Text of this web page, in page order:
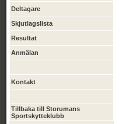
Deltagare
Skjutlagslista
Resultat
Anmälan
Kontakt
Tillbaka till Storumans
Sportskytteklubb